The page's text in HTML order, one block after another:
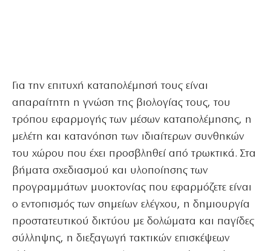
Για την επιτυχή καταπολέμησή τους είναι
απαραίτητη η γνώση της βιολογίας τους, του
τρόπου εφαρμογής των μέσων καταπολέμησης, η
μελέτη και κατανόηση των ιδιαίτερων συνθηκών
του χώρου που έχει προσβληθεί από τρωκτικά. Στα
βήματα σχεδιασμού και υλοποίησης των
προγραμμάτων μυοκτονίας που εφαρμόζετε είναι
ο εντοπισμός των σημείων ελέγχου, η δημιουργία
προστατευτικού δικτύου με δολώματα και παγίδες
σύλληψης, η διεξαγωγή τακτικών επισκέψεων